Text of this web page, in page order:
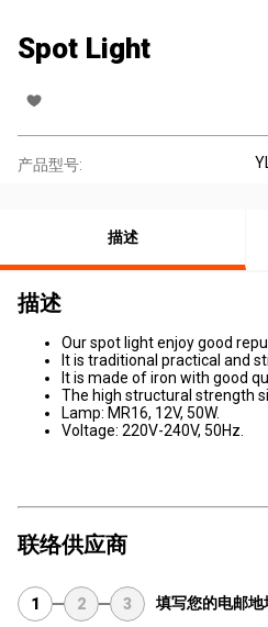
Spot Light
产品型号:
描述
描述
Our spot light enjoy good
It is traditional practical and
It is made of iron with good
The high structural strength
Lamp: MR16, 12V, 50W.
Voltage: 220V-240V, 50Hz.
联络供应商
1 2 3 填写您的电邮地